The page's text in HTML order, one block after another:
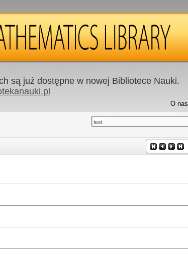
są już dostępne w nowej Bibliotece Nauki.
O nas
test